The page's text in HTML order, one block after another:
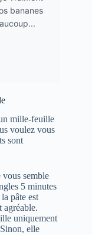
bananes
mille-feuille
voulez vous
sont
semble
5 minutes
pâte est
agréable.
uniquement
elle